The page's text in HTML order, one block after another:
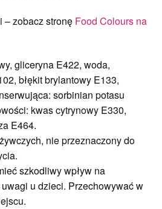
– zobacz stronęFood Colours na
gliceryna E422, woda,
błękit brylantowy E133,
sorbinian potasu
kwas cytrynowy E330,
E464.
nie przeznaczony do
szkodliwy wpływ na
u dzieci. Przechowywać w